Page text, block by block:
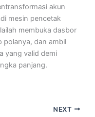
akun
mesin pencetak
membuka dasbor
polanya, dan ambil
yang valid demi
panjang.
NEXT